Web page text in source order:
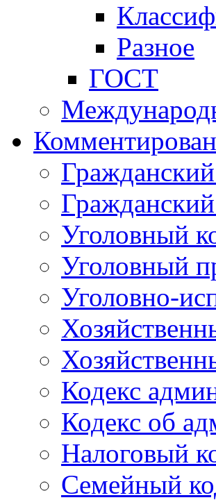
Разное
ГОСТ
Уголовный
Уголовный
Уголовно-
Кодекс
Кодекс об
Налоговый
Семейный